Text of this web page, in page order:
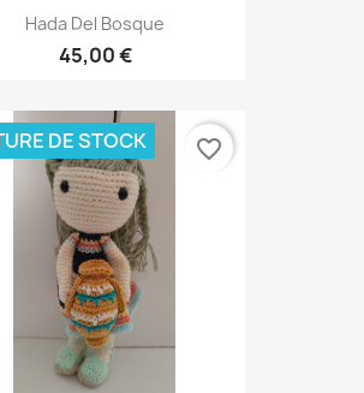
Hada Del Bosque
45,00 €
DE STOCK favorite_border